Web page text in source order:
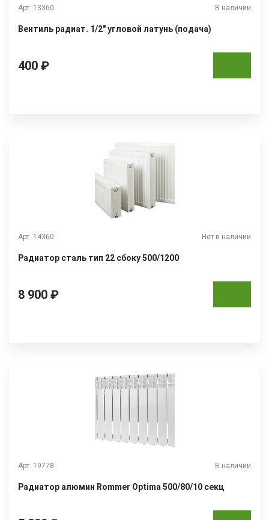
Арт. 13360 В наличии
Вентиль радиат. 1/2" угловой латунь (подача)
400 ₽
Арт. 14360 Нет в наличии
Радиатор сталь тип 22 сбоку 500/1200
8 900 ₽
Арт. 19778 В наличии
Радиатор алюмин Rommer Optima 500/80/10 секц